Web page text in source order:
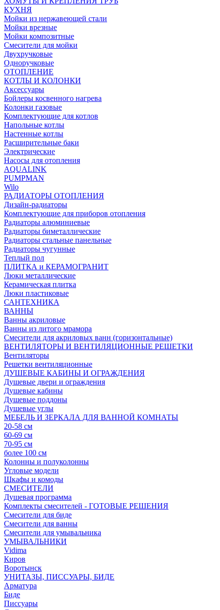
КУХНЯ
Мойки из нержавеющей стали
Мойки врезные
Мойки композитные
Смесители для мойки
Двухручковые
Одноручковые
ОТОПЛЕНИЕ
КОТЛЫ И КОЛОНКИ
Аксессуары
Бойлеры косвенного нагрева
Колонки газовые
Комплектующие для котлов
Напольные котлы
Настенные котлы
Расширительные баки
Электрические
Насосы для отопления
AQUALINK
PUMPMAN
Wilo
РАДИАТОРЫ ОТОПЛЕНИЯ
Дизайн-радиаторы
Комплектующие для приборов отопления
Радиаторы алюминиевые
Радиаторы биметаллические
Радиаторы стальные панельные
Радиаторы чугунные
Теплый пол
ПЛИТКА и КЕРАМОГРАНИТ
Люки металлические
Керамическая плитка
Люки пластиковые
САНТЕХНИКА
ВАННЫ
Ванны акриловые
Ванны из литого мрамора
Смесители для акриловых ванн (горизонтальные)
ВЕНТИЛЯТОРЫ И ВЕНТИЛЯЦИОННЫЕ РЕШЕТКИ
Вентиляторы
Решетки вентиляционные
ДУШЕВЫЕ КАБИНЫ И ОГРАЖДЕНИЯ
Душевые двери и ограждения
Душевые кабины
Душевые поддоны
Душевые углы
МЕБЕЛЬ И ЗЕРКАЛА ДЛЯ ВАННОЙ КОМНАТЫ
20-58 см
60-69 см
70-95 см
более 100 см
Колонны и полуколонны
Угловые модели
Шкафы и комоды
СМЕСИТЕЛИ
Душевая программа
Комплекты смесителей - ГОТОВЫЕ РЕШЕНИЯ
Смесители для биде
Смесители для ванны
Смесители для умывальника
УМЫВАЛЬНИКИ
Vidima
Киров
Воротынск
УНИТАЗЫ, ПИССУАРЫ, БИДЕ
Арматура
Биде
Писсуары